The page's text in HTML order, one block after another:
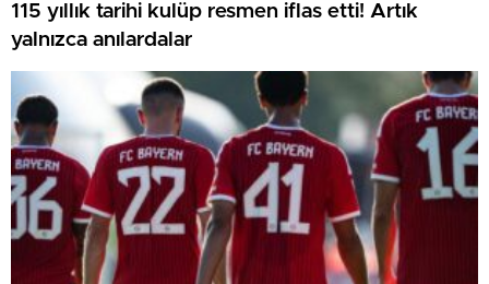
115 yıllık tarihi kulüp resmen iflas etti! Artık
yalnızca anılardalar